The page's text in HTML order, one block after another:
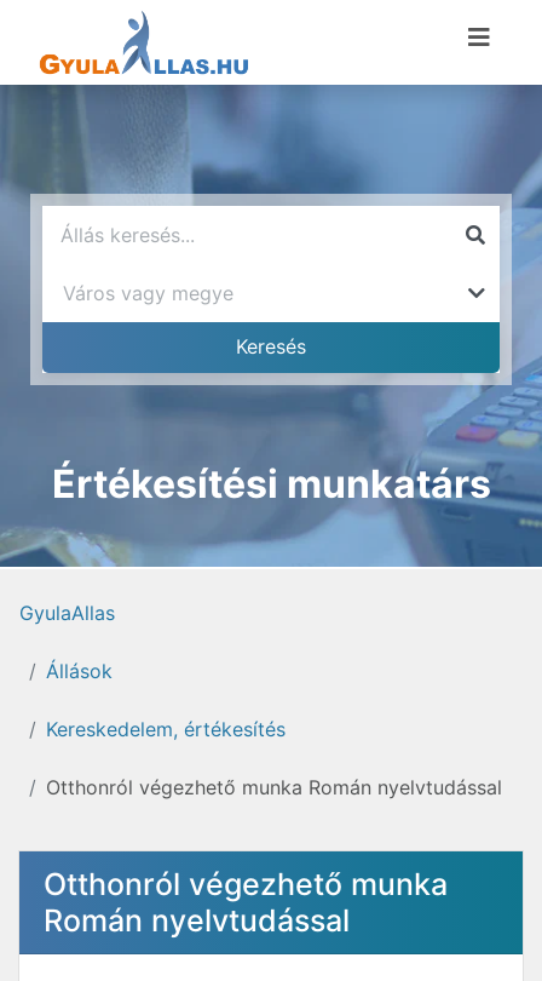
Értékesítési munkatárs
GyulaAllas
Állások
Kereskedelem, értékesítés
Otthonról végezhető munka Román nyelvtudással
Otthonról végezhető munka
Román nyelvtudással